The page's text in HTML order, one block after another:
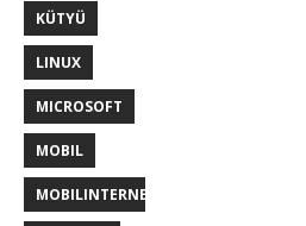
KÜTYÜ
LINUX
MICROSOFT
MOBIL
MOBILINTERNET